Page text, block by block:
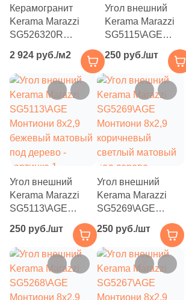
Vallelunga (
Varmora (9)
Velsaa (
Villeroy&Boch (3)
Vitra (82)
Zodiac Ceramica (
Керамогранит из Китая (3)
Нефрит Керамика ( 6 )
Роскошная мозаика (71)
ТОНОМОЗАИК ООО (
Тема
Дерево (127)
3D мозаика (17
Керамогранит
Kerama Marazzi
SG526320R
Монтиони обрезной
20x119,5 бежевый
матовый под дерево
2 924 руб./м2
Угол внешний
Kerama Marazzi
SG5115\AGE
бежевый светлый
матовый под
дерево
250 руб./шт
Угол внешний
Kerama Marazzi
SG5113\AGE
бежевый матовый
под дерево
250 руб./шт
Угол внешний
Kerama Marazzi
SG5269\AGE
коричневый
светлый матовый
под дерево
250 руб./шт